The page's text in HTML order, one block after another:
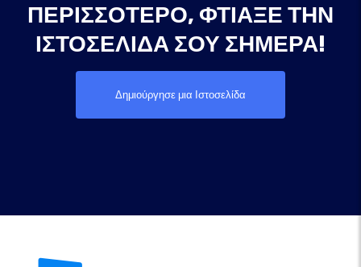
ΠΕΡΙΣΣΌΤΕΡΟ, ΦΤΙΆΞΕ ΤΗΝ
ΙΣΤΟΣΕΛΊΔΑ ΣΟΥ ΣΉΜΕΡΑ!
Δημιούργησε μια Ιστοσελίδα